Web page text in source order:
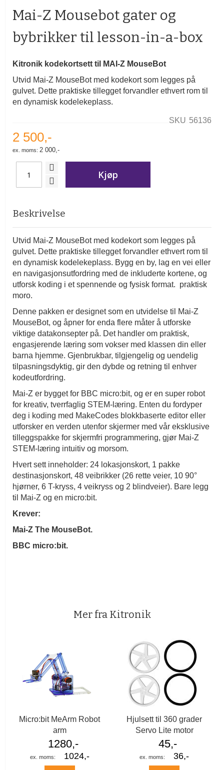
av
Mai-Z Mousebot gater og
bybrikker til lesson-in-a-box
Kitronik kodekortsett til MAI-Z MouseBot
Utvid Mai-Z MouseBot med kodekort som legges på
gulvet. Dette praktiske tillegget forvandler ethvert rom til
en dynamisk kodelekeplass.
SKU 56136
2 500,-
2 000,-
Kjøp
Beskrivelse
Utvid Mai-Z MouseBot med kodekort som legges på
gulvet. Dette praktiske tillegget forvandler ethvert rom til
en dynamisk kodelekeplass. Bygg en by, lag en vei eller
en navigasjonsutfordring med de inkluderte kortene, og
utforsk koding i et spennende og fysisk format. praktisk
moro.
Denne pakken er designet som en utvidelse til Mai-Z
MouseBot, og åpner for enda flere måter å utforske
viktige datakonsepter på. Det handler om praktisk,
engasjerende læring som vokser med klassen din eller
barna hjemme. Gjenbrukbar, tilgjengelig og uendelig
tilpasningsdyktig, gir den dybde og retning til enhver
kodeutfordring.
Mai-Z er bygget for BBC micro:bit, og er en super robot
for kreativ, tverrfaglig STEM-læring. Enten du fordyper
deg i koding med MakeCodes blokkbaserte editor eller
utforsker en verden utenfor skjermer med vår eksklusive
tilleggspakke for skjermfri programmering, gjør Mai-Z
STEM-læring intuitiv og morsom.
Hvert sett inneholder: 24 lokasjonskort, 1 pakke
destinasjonskort, 48 veibrikker (26 rette veier, 10 90°
hjørner, 6 T-kryss, 4 veikryss og 2 blindveier). Bare legg
til Mai-Z og en micro:bit.
Krever:
Mai-Z The MouseBot.
BBC micro:bit.
Mer fra Kitronik
Micro:bit MeArm Robot
arm
1280,-
1024,-
Hjulsett til 360 grader
Servo Lite motor
45,-
36,-